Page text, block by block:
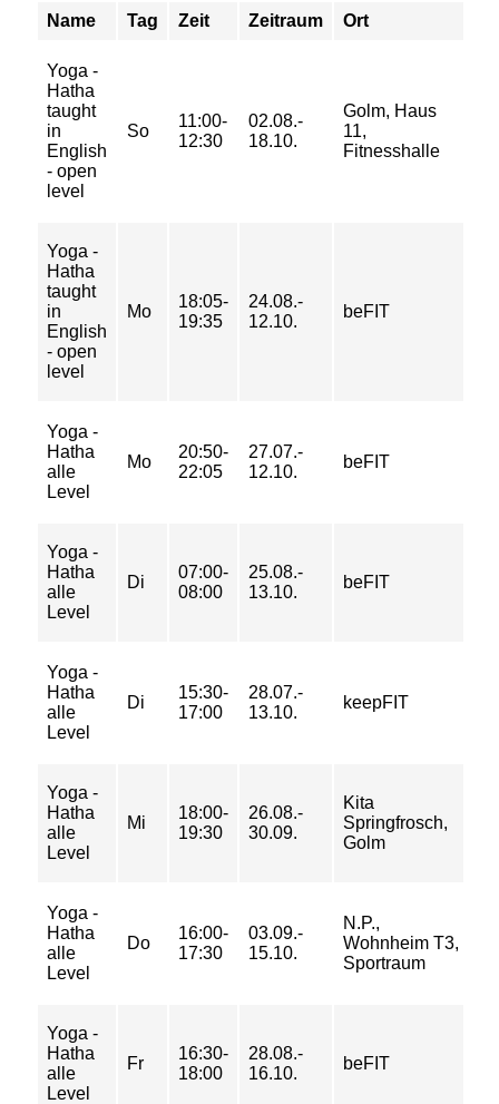
Name Tag Zeit Zeitraum Ort
Yoga -
Hatha
taught
in
English
- open
level
So
11:00-
12:30
02.08.-
18.10.
Golm, Haus
11,
Fitnesshalle
Yoga -
Hatha
taught
in
English
- open
level
Mo
18:05-
19:35
24.08.-
12.10.
beFIT
Yoga -
Hatha
alle
Level
Mo
20:50-
22:05
27.07.-
12.10.
beFIT
Yoga -
Hatha
alle
Level
Di
07:00-
08:00
25.08.-
13.10.
beFIT
Yoga -
Hatha
alle
Level
Di
15:30-
17:00
28.07.-
13.10.
keepFIT
Yoga -
Hatha
alle
Level
Mi
18:00-
19:30
26.08.-
30.09.
Kita
Springfrosch,
Golm
Yoga -
Hatha
alle
Level
Do
16:00-
17:30
03.09.-
15.10.
N.P.,
Wohnheim T3,
Sportraum
Yoga -
Hatha
alle
Level
Fr
16:30-
18:00
28.08.-
16.10.
beFIT